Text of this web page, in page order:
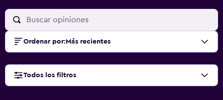
Ordenar por: Más recientes
Todos los filtros